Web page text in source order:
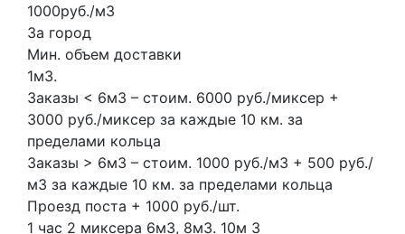
1000руб./м3
За город
Мин. объем доставки
1м3.
Заказы < 6м3 – стоим. 6000 руб./миксер +
3000 руб./миксер за каждые 10 км. за
пределами кольца
Заказы > 6м3 – стоим. 1000 руб./м3 + 500 руб./
м3 за каждые 10 км. за пределами кольца
Проезд поста + 1000 руб./шт.
1 час 2 миксера 6м3, 8м3. 10м 3